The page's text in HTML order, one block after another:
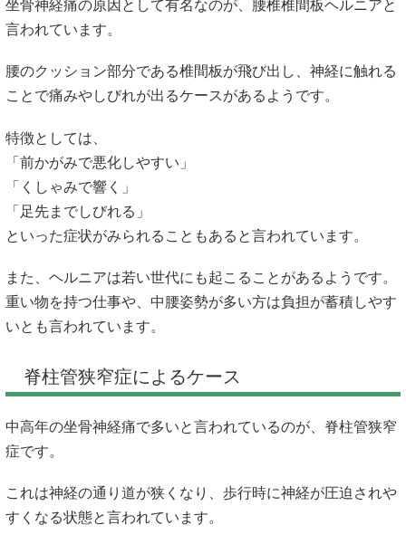
坐骨神経痛の原因として有名なのが、腰椎椎間板ヘルニアと
言われています。
腰のクッション部分である椎間板が飛び出し、神経に触れる
ことで痛みやしびれが出るケースがあるようです。
特徴としては、
「前かがみで悪化しやすい」
「くしゃみで響く」
「足先までしびれる」
といった症状がみられることもあると言われています。
また、ヘルニアは若い世代にも起こることがあるようです。
重い物を持つ仕事や、中腰姿勢が多い方は負担が蓄積しやす
いとも言われています。
脊柱管狭窄症によるケース
中高年の坐骨神経痛で多いと言われているのが、脊柱管狭窄
症です。
これは神経の通り道が狭くなり、歩行時に神経が圧迫されや
すくなる状態と言われています。